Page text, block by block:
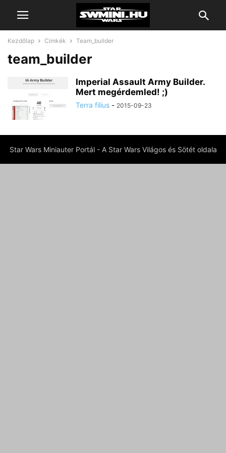
Kezdőlap Címkék Team_builder
team_builder
Imperial Assault Army Builder.
Mert megérdemled! ;)
Terra filius - 2015-09-23
Star Wars Miniauter Portál - A Star Wars Világos és Sötét oldala